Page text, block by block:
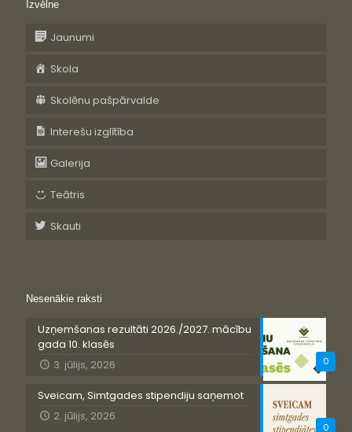
Izvēlne
Jaunumi
Skola
Skolēnu pašpārvalde
Interešu izglītība
Galerija
Teātris
Skauti
Nesenākie raksti
0
Uzņemšanas rezultāti 2026./2027. mācību
gada 10. klasēs
3. jūlijs, 2026
0
Sveicam, Simtgades stipendiju saņemot
2. jūlijs, 2026